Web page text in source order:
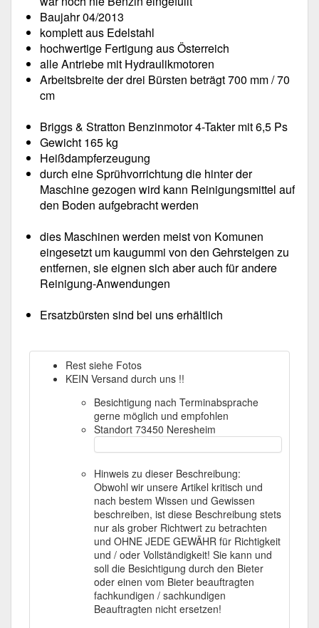
Baujahr 04/2013
komplett aus Edelstahl
hochwertige Fertigung aus Österreich
alle Antriebe mit Hydraulikmotoren
Arbeitsbreite der drei Bürsten beträgt 700 mm / 70
cm
Briggs & Stratton Benzinmotor 4-Takter mit 6,5 Ps
Gewicht 165 kg
Heißdampferzeugung
durch eine Sprühvorrichtung die hinter der
Maschine gezogen wird kann Reinigungsmittel auf
den Boden aufgebracht werden
dies Maschinen werden meist von Komunen
eingesetzt um kaugummi von den Gehrsteigen zu
entfernen, sie eignen sich aber auch für andere
Reinigung-Anwendungen
Ersatzbürsten sind bei uns erhältlich
Rest siehe Fotos
KEIN Versand durch uns !!
Besichtigung nach Terminabsprache
gerne möglich und empfohlen
Standort 73450 Neresheim
Hinweis zu dieser Beschreibung:
Obwohl wir unsere Artikel kritisch und
nach bestem Wissen und Gewissen
beschreiben, ist diese Beschreibung stets
nur als grober Richtwert zu betrachten
und OHNE JEDE GEWÄHR für Richtigkeit
und / oder Vollständigkeit! Sie kann und
soll die Besichtigung durch den Bieter
oder einen vom Bieter beauftragten
fachkundigen / sachkundigen
Beauftragten nicht ersetzen!